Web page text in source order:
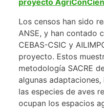
Los censos han sido
ANSE, y han contado
CEBAS-CSIC y
proyecto. Estos
metodología SACRE
algunas
las especies de aves
ocupan los espacios